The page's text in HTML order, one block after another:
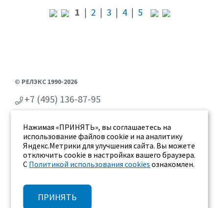
1 | 2 | 3 | 4| 5
Нажимая «ПРИНЯТЬ», вы соглашаетесь на
использование файлов cookie и на аналитику
Яндекс.Метрики для улучшения сайта. Вы можете
отключить cookie в настройках вашего браузера.
С Политикой использования cookies ознакомлен.
ПРИНЯТЬ
© РЕЛЭКС 1990-2026
+7 (495) 136-87-95
г. Воронеж, ул. Бахметьева 2Б